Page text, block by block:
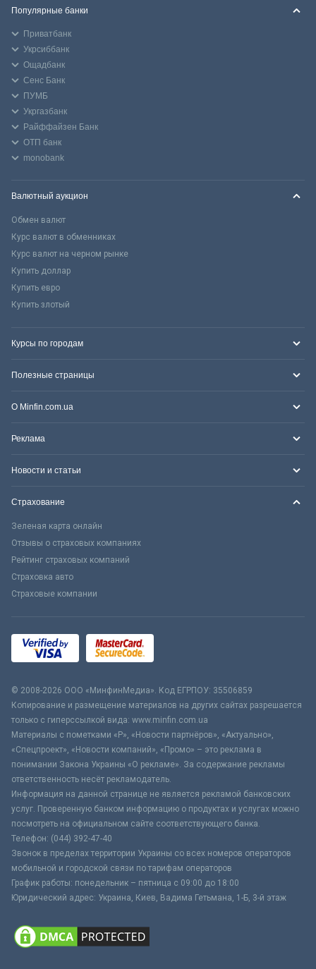
Популярные банки
Приватбанк
Укрсиббанк
Ощадбанк
Сенс Банк
ПУМБ
Укргазбанк
Райффайзен Банк
ОТП банк
monobank
Валютный аукцион
Обмен валют
Курс валют в обменниках
Курс валют на черном рынке
Купить доллар
Купить евро
Купить злотый
Курсы по городам
Полезные страницы
О Minfin.com.ua
Реклама
Новости и статьи
Страхование
Зеленая карта онлайн
Отзывы о страховых компаниях
Рейтинг страховых компаний
Страховка авто
Страховые компании
© 2008-2026 ООО «МинфинМедиа». Код ЕГРПОУ: 35506859
Копирование и размещение материалов на других сайтах разрешается
только с гиперссылкой вида: www.minfin.com.ua
Материалы с пометками «Р», «Новости партнёров», «Актуально»,
«Спецпроект», «Новости компаний», «Промо» – это реклама в
понимании Закона Украины «О рекламе». За содержание рекламы
ответственность несёт рекламодатель.
Информация на данной странице не является рекламой банковских
услуг. Проверенную банком информацию о продуктах и услугах можно
посмотреть на официальном сайте соответствующего банка.
Телефон: (044) 392-47-40
Звонок в пределах территории Украины со всех номеров операторов
мобильной и городской связи по тарифам операторов
График работы: понедельник – пятница с 09:00 до 18:00
Юридический адрес: Украина, Киев, Вадима Гетьмана, 1-Б, 3-й этаж